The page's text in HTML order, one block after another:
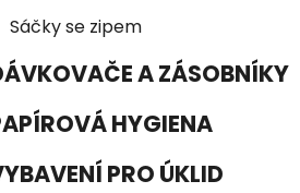
Sáčky se zipem
A ZÁSOBNÍKY
HYGIENA
PRO ÚKLID